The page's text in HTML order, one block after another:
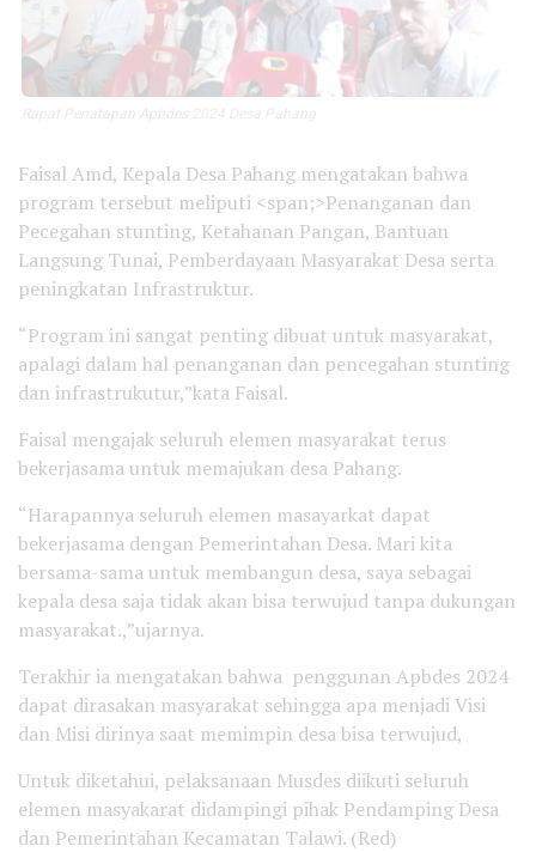
Faisal Amd, Kepala Desa Pahang mengatakan bahwa
program tersebut meliputi <span;>Penanganan dan
Pecegahan stunting, Ketahanan Pangan, Bantuan
Langsung Tunai, Pemberdayaan Masyarakat Desa serta
peningkatan Infrastruktur.
“Program ini sangat penting dibuat untuk masyarakat,
apalagi dalam hal penanganan dan pencegahan stunting
dan infrastrukutur,”kata Faisal.
Faisal mengajak seluruh elemen masyarakat terus
bekerjasama untuk memajukan desa Pahang.
“Harapannya seluruh elemen masayarkat dapat
bekerjasama dengan Pemerintahan Desa. Mari kita
bersama-sama untuk membangun desa, saya sebagai
kepala desa saja tidak akan bisa terwujud tanpa dukungan
masyarakat.,”ujarnya.
Terakhir ia mengatakan bahwa penggunan Apbdes 2024
dapat dirasakan masyarakat sehingga apa menjadi Visi
dan Misi dirinya saat memimpin desa bisa terwujud,
Untuk diketahui, pelaksanaan Musdes diikuti seluruh
elemen masyakarat didampingi pihak Pendamping Desa
dan Pemerintahan Kecamatan Talawi. (Red)